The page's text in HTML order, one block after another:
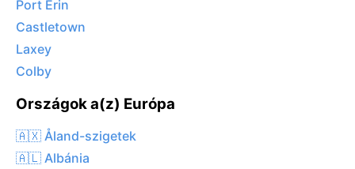
Port Erin
Castletown
Laxey
Colby
Országok a(z) Európa
🇦🇽 Åland-szigetek
🇦🇱 Albánia